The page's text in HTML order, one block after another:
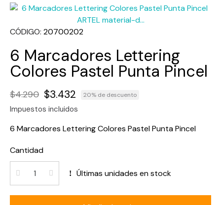
CÓDIGO 20700202
6 Marcadores Lettering
Colores Pastel Punta Pincel
$4.290 $3.432 20% de descuento
Impuestos incluidos
6 Marcadores Lettering Colores Pastel Punta Pincel
Cantidad
Últimas unidades en stock